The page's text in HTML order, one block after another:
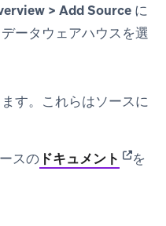
> Add Source に
ータウェアハウスを選
す。これらはソースに
スの ドキュメント
を